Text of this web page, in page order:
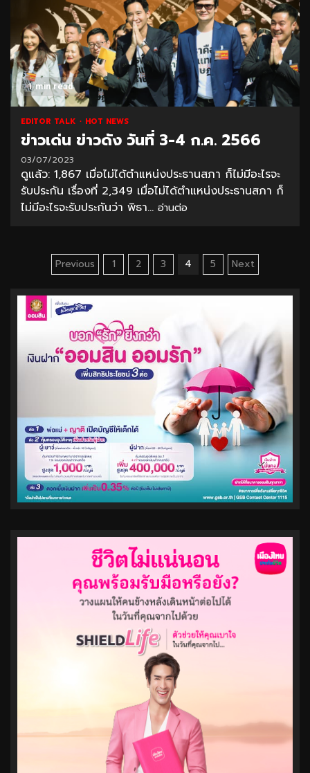
1 min read
EDITOR TALK HOT NEWS
ข่าวเด่น ข่าวดัง วันที่ 3-4 ก.ค. 2566
03/07/2023
ดูแล้ว: 1,867 เมื่อไม่ได้ตำแหน่งประธานสภา ก็ไม่มีอะไรจะ
รับประกัน เรื่องที่ 2,349 เมื่อไม่ได้ตำแหน่งประธานสภา ก็
ไม่มีอะไรจะรับประกันว่า พิธา... อ่านต่อ
Posts
pagination
Previous 1 2 3 4 5 Next